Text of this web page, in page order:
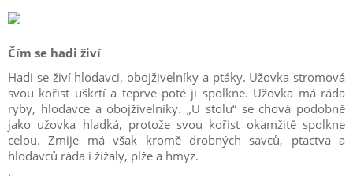
Čím se hadi živí
Hadi se živí hlodavci, obojživelníky a ptáky. Užovka stromová
svou kořist uškrtí a teprve poté ji spolkne. Užovka má ráda
ryby, hlodavce a obojživelníky. „U stolu“ se chová podobně
jako užovka hladká, protože svou kořist okamžitě spolkne
celou. Zmije má však kromě drobných savců, ptactva a
hlodavců ráda i žížaly, plže a hmyz.
.